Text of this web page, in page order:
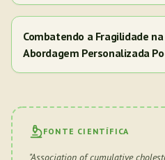
Combatendo a Fragilidade na
Abordagem Personalizada
FONTE CIENTÍFICA
"Association of cumulative